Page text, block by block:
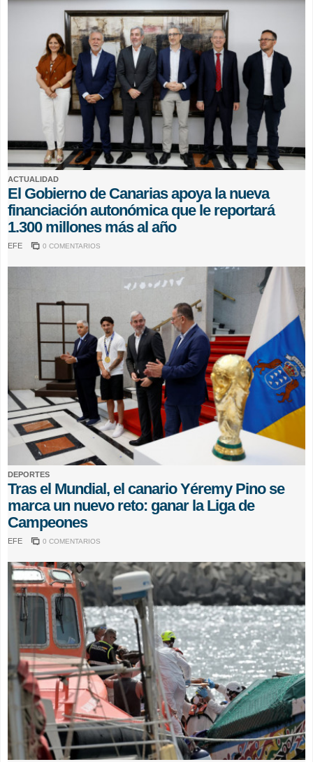
ACTUALIDAD
El Gobierno de Canarias apoya la nueva
financiación autonómica que le reportará
1.300 millones más al año
EFE 0 COMENTARIOS
DEPORTES
Tras el Mundial, el canario Yéremy Pino se
marca un nuevo reto: ganar la Liga de
Campeones
EFE 0 COMENTARIOS